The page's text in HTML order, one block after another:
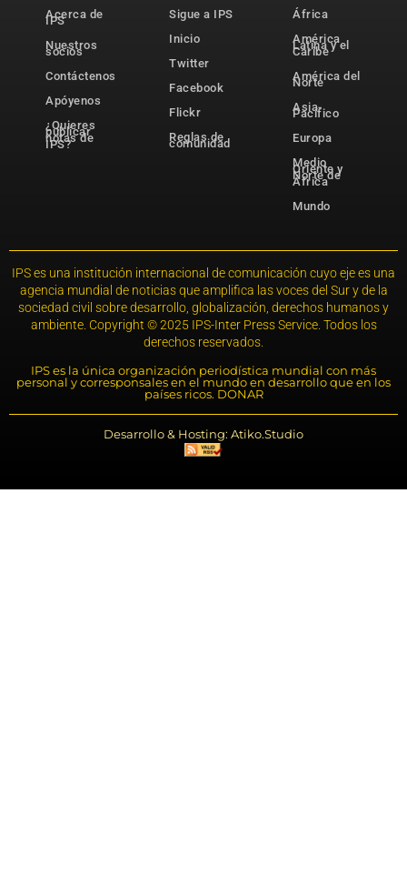
Acerca de
IPS
Nuestros
socios
Contáctenos
Apóyenos
¿Quieres
publicar
notas de
IPS?
Sigue a IPS
Inicio
Twitter
Facebook
Flickr
Reglas de
comunidad
África
América
Latina y el
Caribe
América del
Norte
Asia-
Pacífico
Europa
Medio
Oriente y
Norte de
África
Mundo
IPS es una institución internacional de comunicación cuyo eje es una
agencia mundial de noticias que amplifica las voces del Sur y de la
sociedad civil sobre desarrollo, globalización, derechos humanos y
ambiente. Copyright © 2025 IPS-Inter Press Service. Todos los
derechos reservados.
IPS es la única organización periodística mundial con más
personal y corresponsales en el mundo en desarrollo que en los
países ricos. DONAR
Desarrollo & Hosting: Atiko.Studio